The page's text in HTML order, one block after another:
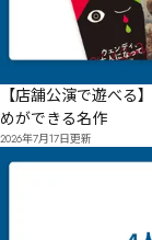
【店舗公演で遊べる
めができる名作
2026年7月17日更新